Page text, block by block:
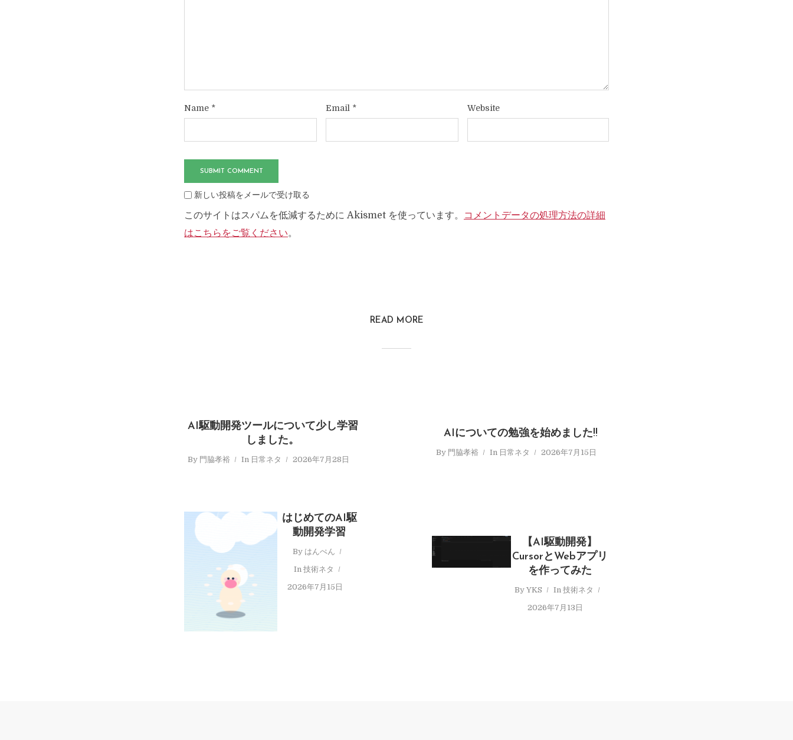
Name * Email * Website
新しい投稿をメールで受け取る
このサイトはスパムを低減するために Akismet を使っています。
コメントデータの処理方法の詳細
はこちらをご覧ください。
READ MORE
AI駆動開発ツールについて少し学習
しました。
By 門脇孝裕 In 日常ネタ 2026年7月28日
AIについての勉強を始めました!!
By 門脇孝裕 In 日常ネタ 2026年7月15日
はじめてのAI駆
動開発学習
By はんぺん
In 技術ネタ
2026年7月15日
【AI駆動開発】
CursorとWebアプリ
を作ってみた
ByYKS In技術ネタ
2026年7月13日